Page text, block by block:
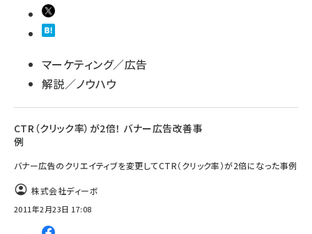
マーケティング／広告
解説／ノウハウ
CTR（クリック率）が2倍！ バナー広告改善事
例
バナー広告のクリエイティブを変更してCTR（クリック率）が2倍になった事例
株式会社ディーボ
2011年2月23日 17:08